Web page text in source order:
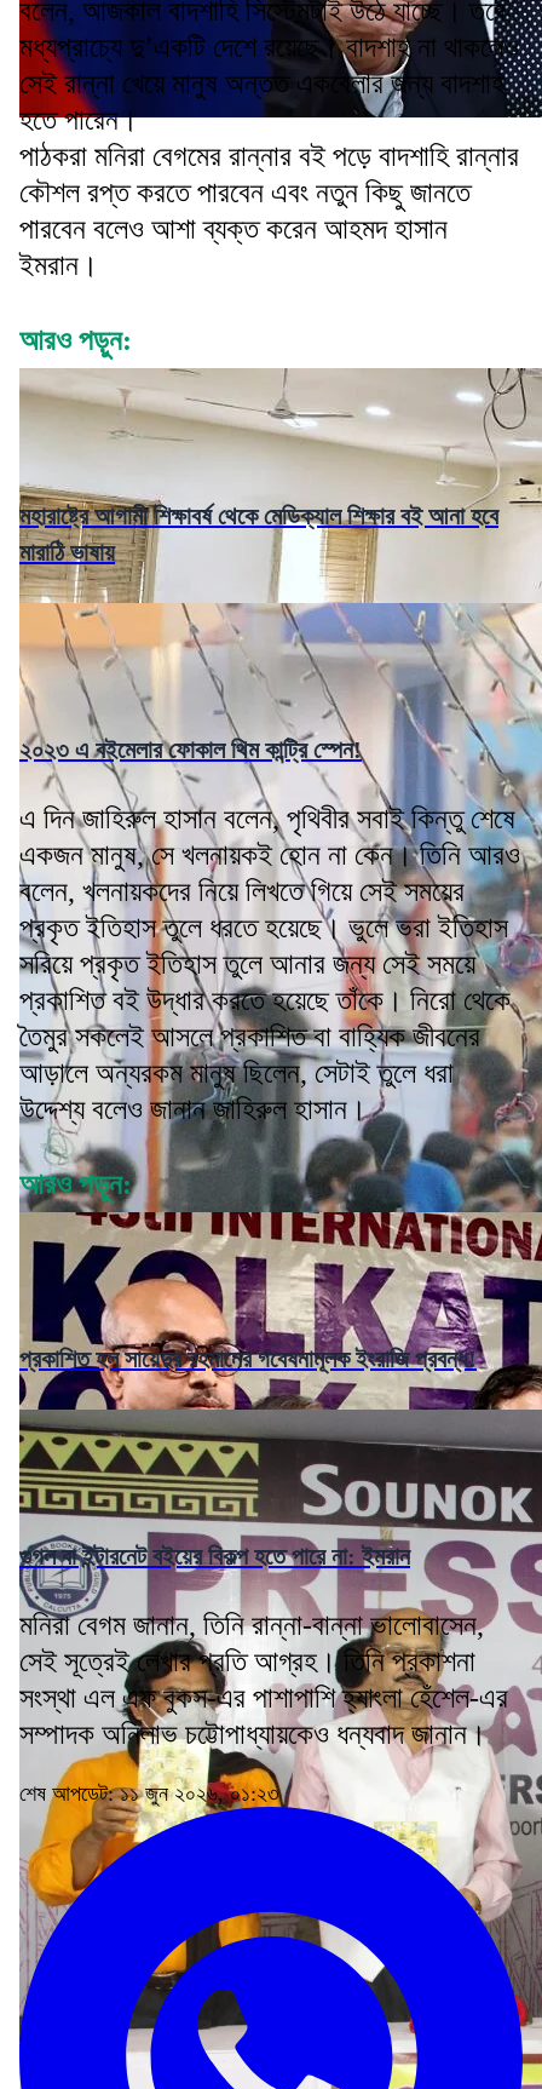
বলেন, আজকাল বাদশাহি সিস্টেমটাই উঠে যাচ্ছে। তবে
মধ্যপ্রাচ্যে দু’একটি দেশে রয়েছে। বাদশাহ না থাকলেও
সেই রান্না খেয়ে মানুষ অন্তত একবেলার জন্য বাদশাহ
হতে পারেন।
পাঠকরা মনিরা বেগমের রান্নার বই পড়ে বাদশাহি রান্নার
কৌশল রপ্ত করতে পারবেন এবং নতুন কিছু জানতে
পারবেন বলেও আশা ব্যক্ত করেন আহমদ হাসান
ইমরান।
আরও পড়ুন:
মহারাষ্ট্রে আগামী শিক্ষাবর্ষ থেকে মেডিক্যাল শিক্ষার বই আনা হবে
মারাঠি ভাষায়
২০২৩ এ বইমেলার ফোকাল থিম কান্ট্রি স্পেন!
এ দিন জাহিরুল হাসান বলেন, পৃথিবীর সবাই কিন্তু শেষে
একজন মানুষ, সে খলনায়কই হোন না কেন। তিনি আরও
বলেন, খলনায়কদের নিয়ে লিখতে গিয়ে সেই সময়ের
প্রকৃত ইতিহাস তুলে ধরতে হয়েছে। ভুলে ভরা ইতিহাস
সরিয়ে প্রকৃত ইতিহাস তুলে আনার জন্য সেই সময়ে
প্রকাশিত বই উদ্ধার করতে হয়েছে তাঁকে। নিরো থেকে
তৈমুর সকলেই আসলে প্রকাশিত বা বাহ্যিক জীবনের
আড়ালে অন্যরকম মানুষ ছিলেন, সেটাই তুলে ধরা
উদ্দেশ্য বলেও জানান জাহিরুল হাসান।
আরও পড়ুন:
প্রকাশিত হল সায়েদুর রহমানের গবেষনামূলক ইংরাজি প্রবন্ধ!
গুগল বা ইন্টারনেট বইয়ের বিকল্প হতে পারে না: ইমরান
মনিরা বেগম জানান, তিনি রান্না-বান্না ভালোবাসেন,
সেই সূত্রেই লেখার প্রতি আগ্রহ। তিনি প্রকাশনা
সংস্থা এল এফ বুকস-এর পাশাপাশি হ্যাংলা হেঁশেল-এর
সম্পাদক অনিলাভ চট্টোপাধ্যায়কেও ধন্যবাদ জানান।
শেষ আপডেট: ১১ জুন ২০২৬, ০১:২৩